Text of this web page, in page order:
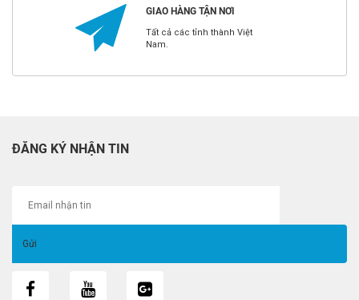
GIAO HÀNG TẬN NƠI
Tất cả các tỉnh thành Việt
Nam.
ĐĂNG KÝ NHẬN TIN